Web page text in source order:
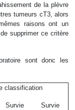
de la plèvre
tumeurs cT3, alors
raisons ont un
supprimer ce critère
sont donc les
classification
Survie
Survie